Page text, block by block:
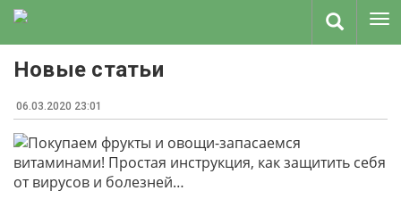
Новые статьи
06.03.2020 23:01